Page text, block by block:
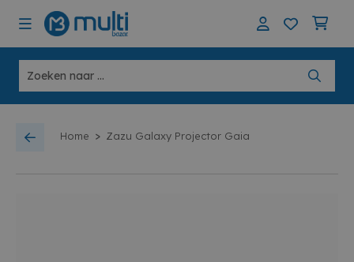
Home > Zazu Galaxy Projector Gaia